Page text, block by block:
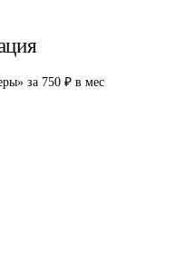
за 750 ₽ в мес